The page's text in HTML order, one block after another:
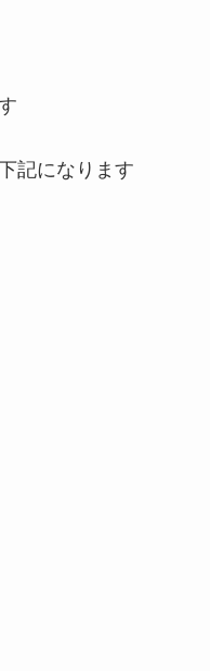
記になります